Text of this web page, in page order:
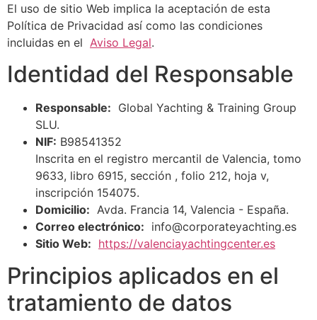
El uso de sitio Web implica la aceptación de esta
Política de Privacidad así como las condiciones
incluidas en el Aviso Legal.
Identidad del Responsable
Responsable: Global Yachting & Training Group
SLU.
NIF: B98541352
Inscrita en el registro mercantil de Valencia, tomo
9633, libro 6915, sección , folio 212, hoja v,
inscripción 154075.
Domicilio: Avda. Francia 14, Valencia - España.
Correo electrónico: info@corporateyachting.es
Sitio Web: https://valenciayachtingcenter.es
Principios aplicados en el
tratamiento de datos